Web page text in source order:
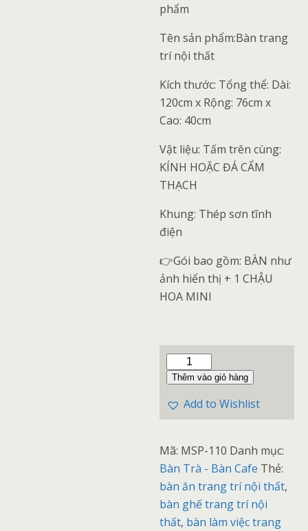
phẩm
Tên sản phẩm:Bàn trang
trí nội thất
Kích thước: Tổng thể: Dài:
120cm x Rộng: 76cm x
Cao: 40cm
Vật liệu: Tấm trên cùng:
KÍNH HOẶC ĐÁ CẨM
THẠCH
Khung: Thép sơn tĩnh
điện
👉Gói bao gồm: BÀN như
ảnh hiển thị + 1 CHẬU
HOA MINI
Thêm vào giỏ hàng
Add to Wishlist
Mã: MSP-110 Danh mục:
Bàn Trà - Bàn Cafe Thẻ:
bàn ăn trang trí nội thất,
bàn ghế trang trí nội
thất, bàn làm việc trang